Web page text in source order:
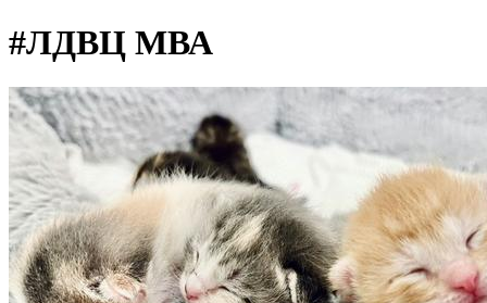
#ЛДВЦ МВА